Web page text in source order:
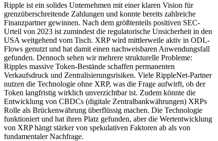
Ripple ist ein solides Unternehmen mit einer klaren Vision für
grenzüberschreitende Zahlungen und konnte bereits zahlreiche
Finanzpartner gewinnen. Nach dem größtenteils positiven SEC-
Urteil von 2023 ist zumindest die regulatorische Unsicherheit in den
USA weitgehend vom Tisch. XRP wird mittlerweile aktiv in ODL-
Flows genutzt und hat damit einen nachweisbaren Anwendungsfall
gefunden. Dennoch sehen wir mehrere strukturelle Probleme:
Ripples massive Token-Bestände schaffen permanenten
Verkaufsdruck und Zentralisierungsrisiken. Viele RippleNet-Partner
nutzen die Technologie ohne XRP, was die Frage aufwirft, ob der
Token langfristig wirklich unverzichtbar ist. Zudem könnte die
Entwicklung von CBDCs (digitale Zentralbankwährungen) XRPs
Rolle als Brückenwährung überflüssig machen. Die Technologie
funktioniert und hat ihren Platz gefunden, aber die Wertentwicklung
von XRP hängt stärker von spekulativen Faktoren ab als von
fundamentaler Nachfrage.